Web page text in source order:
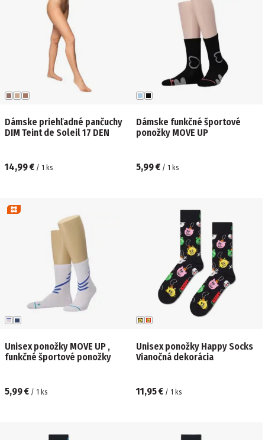
Dámske priehľadné pančuchy
DIM Teint de Soleil 17 DEN
14,99 € / 1 ks
Dámske funkčné športové
ponožky MOVE UP
5,99 € / 1 ks
Unisex ponožky MOVE UP ,
funkčné športové ponožky
5,99 € / 1 ks
Unisex ponožky Happy Socks
Vianočná dekorácia
11,95 € / 1 ks